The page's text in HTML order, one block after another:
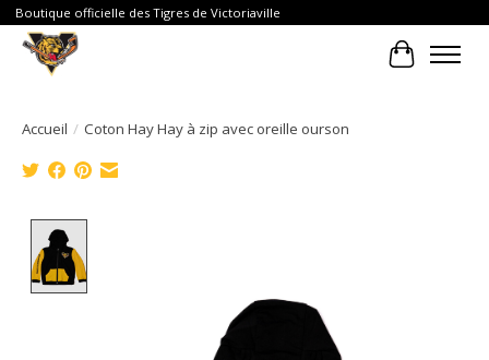
Boutique officielle des Tigres de Victoriaville
Panier
Accueil / Coton Hay Hay à zip avec oreille ourson